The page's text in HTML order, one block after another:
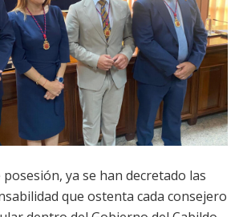
ya se han decretado las
que ostenta cada consejero